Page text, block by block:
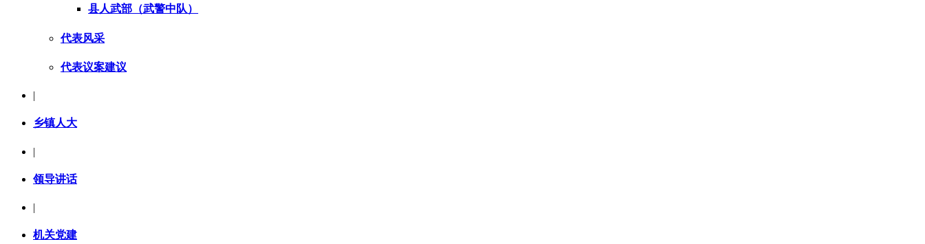
县人武部（武警中队）
代表风采
代表议案建议
|
乡镇人大
|
领导讲话
|
机关党建